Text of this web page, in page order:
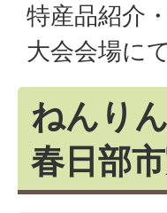
特産品紹介
大会会場に
ねんり
春日部